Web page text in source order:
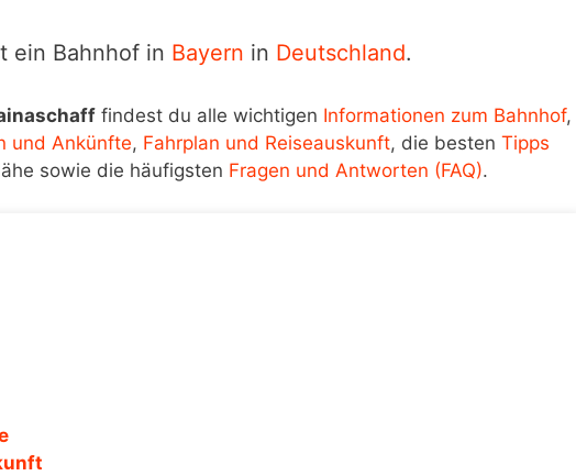
ein Bahnhof in Bayern in Deutschland.
findest du alle wichtigen Informationen zum Bahnhof,
und Ankünfte, Fahrplan und Reiseauskunft, die besten Tipps
sowie die häufigsten Fragen und Antworten (FAQ).